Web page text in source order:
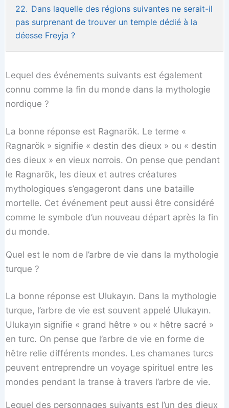
22. Dans laquelle des régions suivantes ne serait-il
pas surprenant de trouver un temple dédié à la
déesse Freyja ?
Lequel des événements suivants est également
connu comme la fin du monde dans la mythologie
nordique ?
La bonne réponse est Ragnarök. Le terme «
Ragnarök » signifie « destin des dieux » ou « destin
des dieux » en vieux norrois. On pense que pendant
le Ragnarök, les dieux et autres créatures
mythologiques s’engageront dans une bataille
mortelle. Cet événement peut aussi être considéré
comme le symbole d’un nouveau départ après la fin
du monde.
Quel est le nom de l’arbre de vie dans la mythologie
turque ?
La bonne réponse est Ulukayın. Dans la mythologie
turque, l’arbre de vie est souvent appelé Ulukayın.
Ulukayın signifie « grand hêtre » ou « hêtre sacré »
en turc. On pense que l’arbre de vie en forme de
hêtre relie différents mondes. Les chamanes turcs
peuvent entreprendre un voyage spirituel entre les
mondes pendant la transe à travers l’arbre de vie.
Lequel des personnages suivants est l’un des dieux